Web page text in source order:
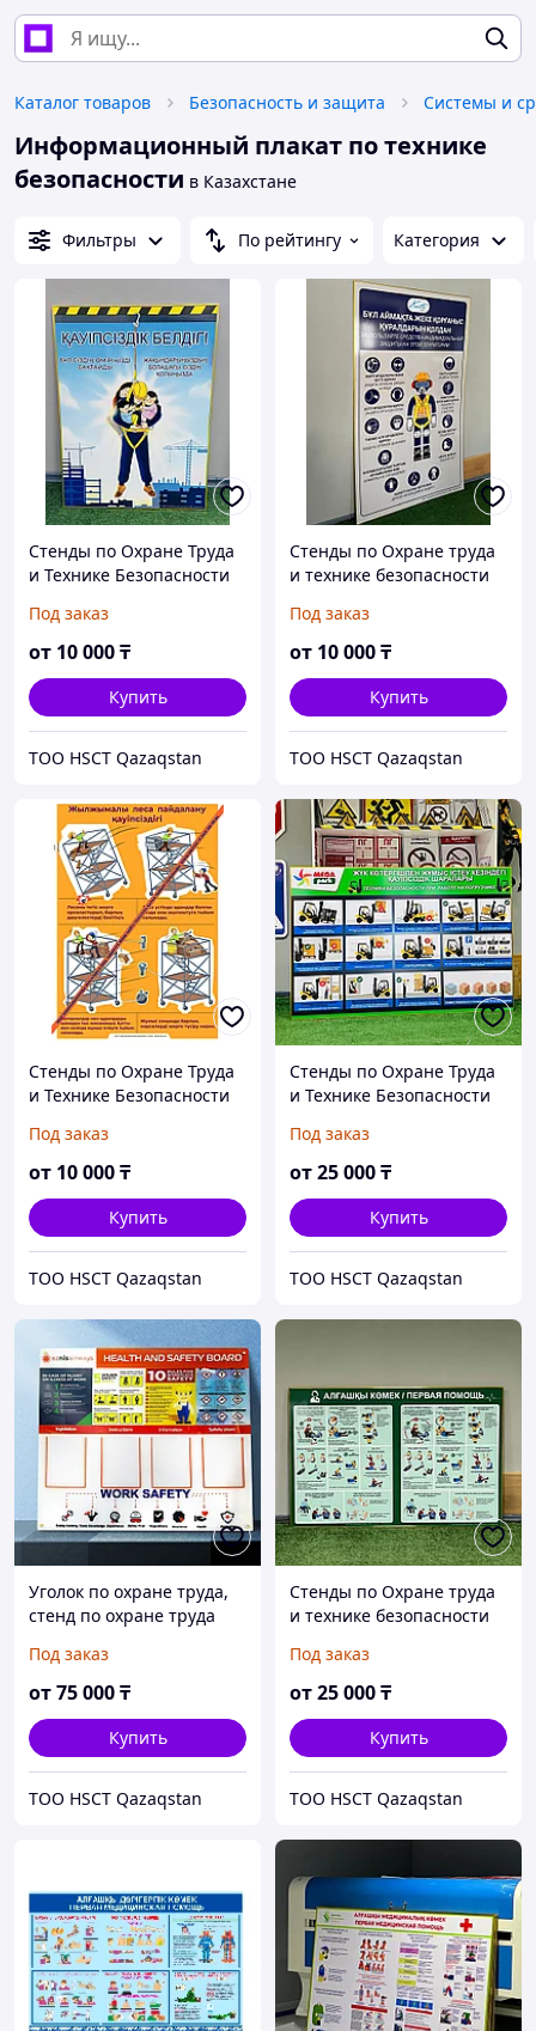
Каталог товаров Безопасность и защита
Информационный плакат по технике
безопасности в Казахстане
Фильтры По рейтингу Категория
Стенды по Охране Труда
и Технике Безопасности
Под заказ
от 10 000₸
Купить
ТОО HSCT Qazaqstan
Стенды по Охране труда
и технике безопасности
Под заказ
от 10 000₸
Купить
ТОО HSCT Qazaqstan
Стенды по Охране Труда
и Технике Безопасности
Под заказ
от 10 000₸
Купить
ТОО HSCT Qazaqstan
Стенды по Охране Труда
и Технике Безопасности
БЕЗОПАСНОСТИ ПРИ
РАБОТЕ НА ПОГРУЗЧИКЕ"
Под заказ
от25 000₸
Купить
ТОО HSCT Qazaqstan
Уголок по охране труда,
стенд по охране труда
Под заказ
от75 000₸
Купить
ТОО HSCT Qazaqstan
Стенды по Охране труда
и технике безопасности
Под заказ
от25 000₸
Купить
ТОО HSCT Qazaqstan